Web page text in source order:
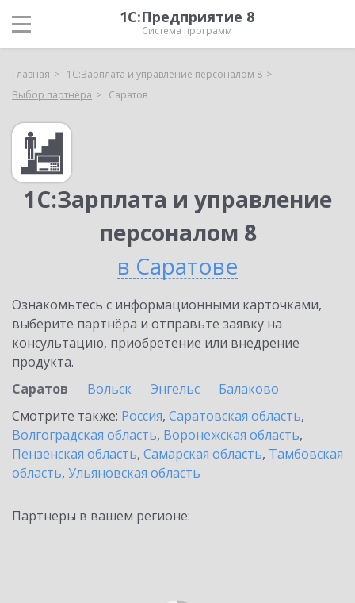
1С:Предприятие 8
Система программ
Главная
1С:Зарплата и управление персоналом 8
Выбор партнёра
Саратов
1С:Зарплата и управление
персоналом 8
в Саратове
Ознакомьтесь с информационными карточками,
выберите партнёра и отправьте заявку на
консультацию, приобретение или внедрение
продукта.
Саратов
Вольск Энгельс
Балаково
Смотрите также: Россия, Саратовская область,
Волгоградская область, Воронежская область,
Пензенская область, Самарская область, Тамбовская
область, Ульяновская область
Партнеры в вашем регионе: